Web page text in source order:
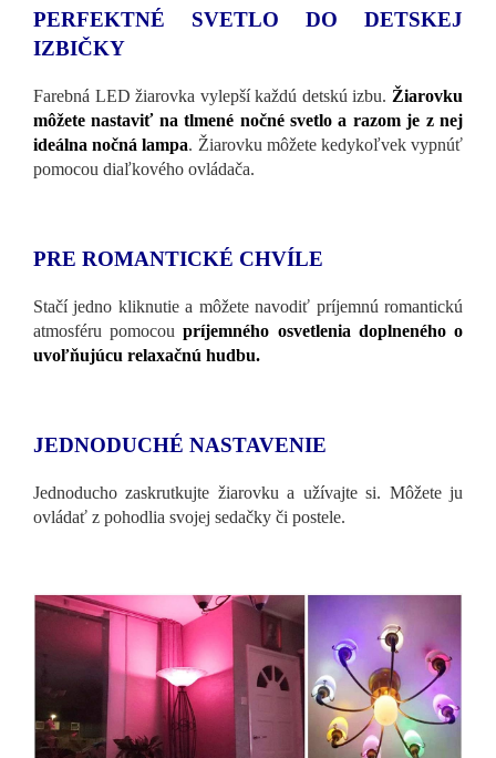
PERFEKTNÉ SVETLO DO DETSKEJ
IZBIČKY
Farebná LED žiarovka vylepší každú detskú izbu. Žiarovku
môžete nastaviť na tlmené nočné svetlo a razom je z nej
ideálna nočná lampa. Žiarovku môžete kedykoľvek vypnúť
pomocou diaľkového ovládača.
PRE ROMANTICKÉ CHVÍLE
Stačí jedno kliknutie a môžete navodiť príjemnú romantickú
atmosféru pomocoupríjemného osvetlenia doplneného o
uvoľňujúcu relaxačnú hudbu.
JEDNODUCHÉ NASTAVENIE
Jednoducho zaskrutkujte žiarovku a užívajte si. Môžete ju
ovládať z pohodlia svojej sedačky či postele.